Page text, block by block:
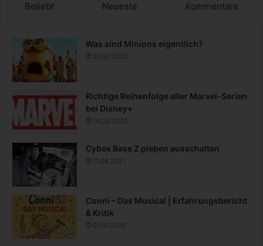
Beliebt Neueste Kommentare
Was sind Minions eigentlich?
20.10.2020
Richtige Reihenfolge aller Marvel-Serien
bei Disney+
14.03.2022
Cybex Base Z piepen ausschalten
11.08.2021
Conni – Das Musical | Erfahrungsbericht
& Kritik
01.10.2025